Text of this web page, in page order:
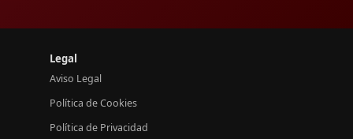
Legal
Aviso Legal
Política de Cookies
Política de Privacidad